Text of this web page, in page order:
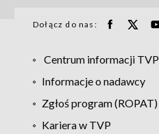
Dołącz do nas:
Centrum informacji TVP
Informacje o nadawcy
Zgłoś program (ROPAT)
Kariera w TVP